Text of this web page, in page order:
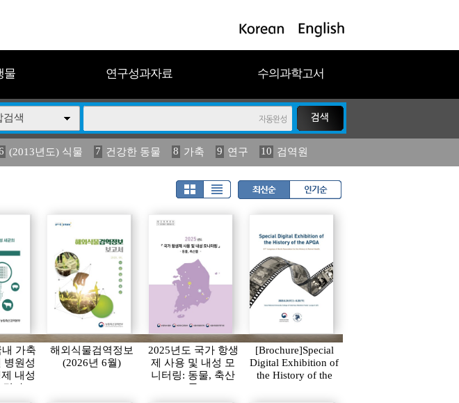
물 연구성과자료 수의과학고서
검색
(2013년도) 식물 7 건강한 동물 8 가축 9 연구 10 검역원
15 구제역 16 관리 17 연보 18 농림수산 19 2023
가축
병원성
내성
결과
해외식물검역정보
(2026년 6월)
2025년도 국가 항생
제 사용 및 내성 모
니터링: 동물, 축산
물
[Brochure]Special
Digital Exhibition of
the History of the